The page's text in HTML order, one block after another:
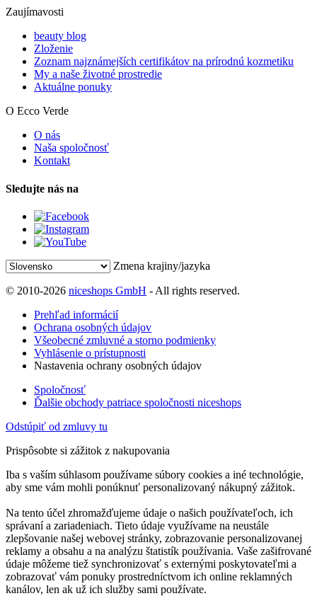
Zaujímavosti
beauty blog
Zloženie
Zoznam najznámejších certifikátov na prírodnú kozmetiku
My a naše životné prostredie
Aktuálne ponuky
O Ecco Verde
O nás
Naša spoločnosť
Kontakt
Sledujte nás na
Zmena krajiny/jazyka
© 2010-2026 niceshops GmbH - All rights reserved.
Prehľad informácií
Ochrana osobných údajov
Všeobecné zmluvné a storno podmienky
Vyhlásenie o prístupnosti
Nastavenia ochrany osobných údajov
Spoločnosť
Ďalšie obchody patriace spoločnosti niceshops
Odstúpiť od zmluvy tu
Prispôsobte si zážitok z nakupovania
Iba s vaším súhlasom používame súbory cookies a iné technológie,
aby sme vám mohli ponúknuť personalizovaný nákupný zážitok.
Na tento účel zhromažďujeme údaje o našich používateľoch, ich
správaní a zariadeniach. Tieto údaje využívame na neustále
zlepšovanie našej webovej stránky, zobrazovanie personalizovanej
reklamy a obsahu a na analýzu štatistík používania. Vaše zašifrované
údaje môžeme tiež synchronizovať s externými poskytovateľmi a
zobrazovať vám ponuky prostredníctvom ich online reklamných
kanálov, len ak už ich služby sami používate.